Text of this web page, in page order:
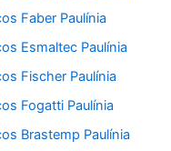
Faber Paulínia
Esmaltec Paulínia
Fischer Paulínia
Fogatti Paulínia
Brastemp Paulínia